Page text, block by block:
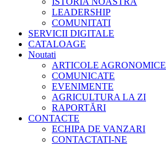
LEADERSHIP
COMUNITATI
SERVICII DIGITALE
CATALOAGE
Noutati
ARTICOLE AGRONOMICE
COMUNICATE
EVENIMENTE
AGRICULTURA LA ZI
RAPORTĂRI
CONTACTE
ECHIPA DE VANZARI
CONTACTATI-NE